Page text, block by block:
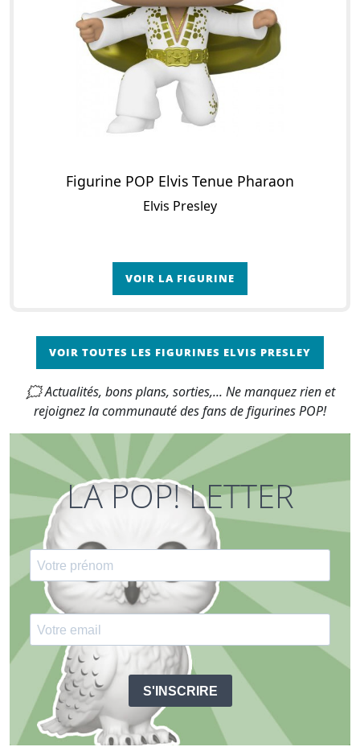
Figurine POP Elvis Tenue Pharaon
Elvis Presley
VOIR LA FIGURINE
VOIR TOUTES LES FIGURINES ELVIS PRESLEY
🗯 Actualités, bons plans, sorties,... Ne manquez rien et
rejoignez la communauté des fans de figurines POP!
LA POP! LETTER
S'INSCRIRE